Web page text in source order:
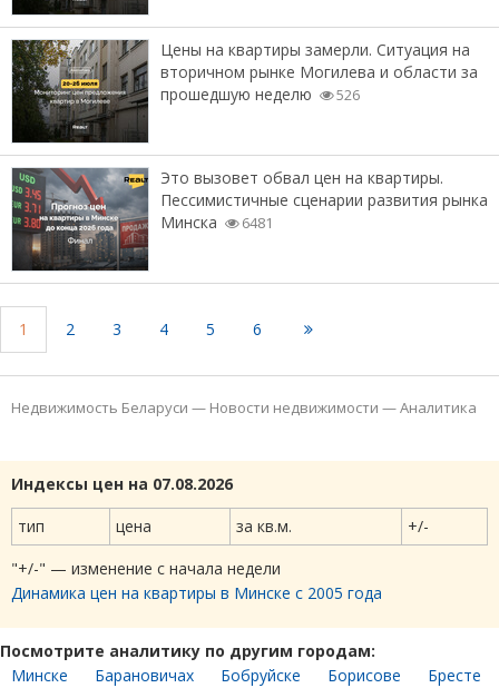
Цены на квартиры замерли. Ситуация на
вторичном рынке Могилева и области за
прошедшую неделю
526
Это вызовет обвал цен на квартиры.
Пессимистичные сценарии развития рынка
Минска
6481
1 2 3 4 5 6
Недвижимость Беларуси — Новости недвижимости —Аналитика
Индексы цен на 07.08.2026
тип
цена за кв.м.
+/-
"+/-" — изменение с начала недели
Динамика цен на квартиры в Минске с 2005 года
Посмотрите аналитику по другим городам:
Минске
Барановичах Бобруйске Борисове
Бресте